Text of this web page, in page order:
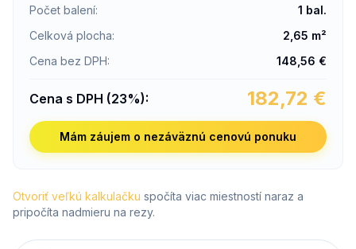
Počet balení: 1 bal.
Celková plocha: 2,65 m²
Cena bez DPH: 148,56 €
Cena s DPH (23%): 182,72 €
Mám záujem o nezáväznú cenovú ponuku
Otvoriť veľkú kalkulačku spočíta viac miestností naraz a
pripočíta nadmieru na rezy.